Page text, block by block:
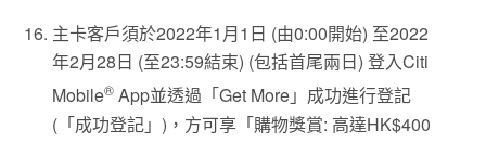
主卡客戶須於2022年1月1日 (由0:00開始) 至2022
年2月28日 (至23:59結束) (包括首尾兩日) 登入Citi
Mobile® App並透過「Get More」成功進行登記
(「成功登記」)，方可享「購物獎賞: 高達HK$400